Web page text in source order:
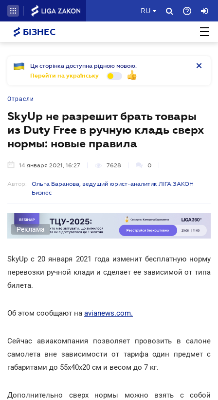
RU
БІЗНЕС
Ця сторінка доступна рідною мовою.
Перейти на українську
Отрасли
SkyUp не разрешит брать товары
из Duty Free в ручную кладь сверх
нормы: новые правила
14 января 2021, 16:27 7628 0
Автор:
Ольга Баранова, ведущий юрист-аналитик ЛІГА:ЗАКОН
Бизнес
Реклама
SkyUp с 20 января 2021 года изменит бесплатную норму
перевозки ручной клади и сделает ее зависимой от типа
билета.
Об этом сообщают на avianews.com.
Сейчас авиакомпания позволяет провозить в салоне
самолета вне зависимости от тарифа один предмет с
габаритами до 55х40х20 см и весом до 7 кг.
Дополнительно сверх нормы можно взять с собой